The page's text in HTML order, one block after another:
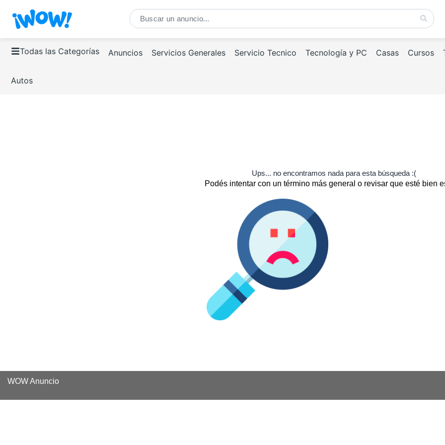
Todas las Categorías Anuncios Servicios Generales Servicio Tecnico Tecnología y PC Casas Cursos
Autos
Ups... no encontramos nada para esta búsqueda :(
Podés intentar con un término más general o revisar que esté bien
WOW Anuncio